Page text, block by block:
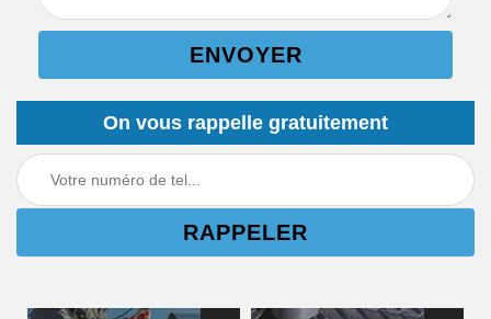
On vous rappelle gratuitement